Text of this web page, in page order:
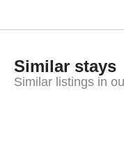
Similar stays
Similar listings in